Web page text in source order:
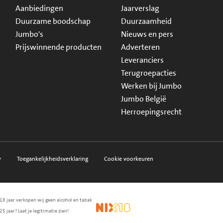
Aanbiedingen
Duurzame boodschap
Jumbo's
Prijswinnende producten
Jaarverslag
Duurzaamheid
Nieuws en pers
Adverteren
Leveranciers
Terugroepacties
Werken bij Jumbo
Jumbo België
Herroepingsrecht
Toegankelijkheidsverklaring Cookie voorkeuren
jaar verkopen wij geen alcohol en tabak
jaar? Laat je legitimatie zien!
NIX18